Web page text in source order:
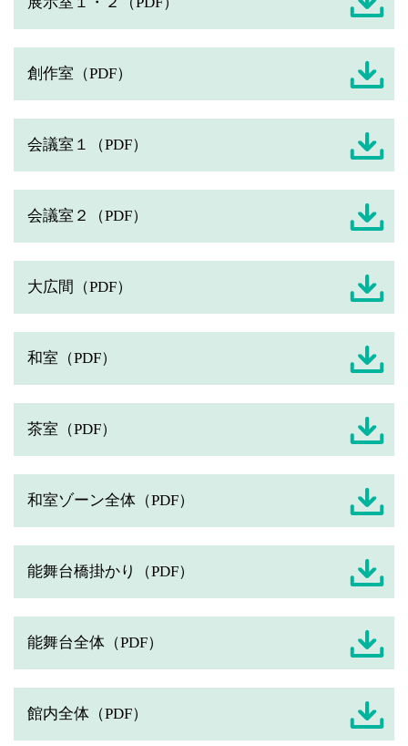
創作室（PDF）
会議室１（PDF）
会議室２（PDF）
大広間（PDF）
和室（PDF）
茶室（PDF）
和室ゾーン全体（PDF）
能舞台橋掛かり（PDF）
能舞台全体（PDF）
館内全体（PDF）